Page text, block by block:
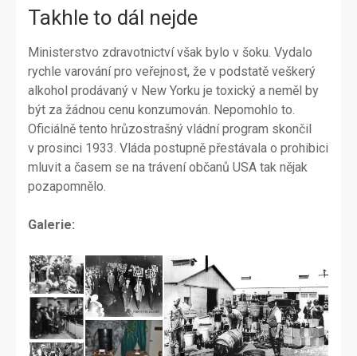
Takhle to dál nejde
Ministerstvo zdravotnictví však bylo v šoku. Vydalo
rychle varování pro veřejnost, že v podstatě veškerý
alkohol prodávaný v New Yorku je toxický a neměl by
být za žádnou cenu konzumován. Nepomohlo to.
Oficiálně tento hrůzostrašný vládní program skončil
v prosinci 1933. Vláda postupně přestávala o prohibici
mluvit a časem se na trávení občanů USA tak nějak
pozapomnělo.
Galerie: